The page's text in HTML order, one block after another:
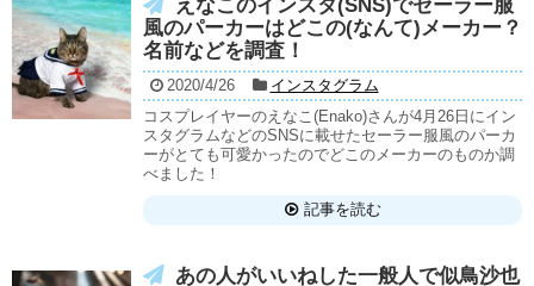
えなこのインスタ(SNS)でセーラー服
風のパーカーはどこの(なんて)メーカー？
名前などを調査！
2020/4/26
インスタグラム
コスプレイヤーのえなこ(Enako)さんが4月26日にイン
スタグラムなどのSNSに載せたセーラー服風のパーカ
ーがとても可愛かったのでどこのメーカーのものか調
べました！
記事を読む
あの人がいいねした一般人で似鳥沙也